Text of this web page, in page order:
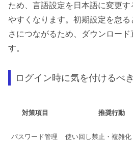
ため、言語設定を日本語に変更
やすくなります。初期設定を怠
さにつながるため、ダウンロー
す。
ログイン時に気を付けるべ
対策項目 推奨行動
パスワード管理 使い回し禁止・複雑化